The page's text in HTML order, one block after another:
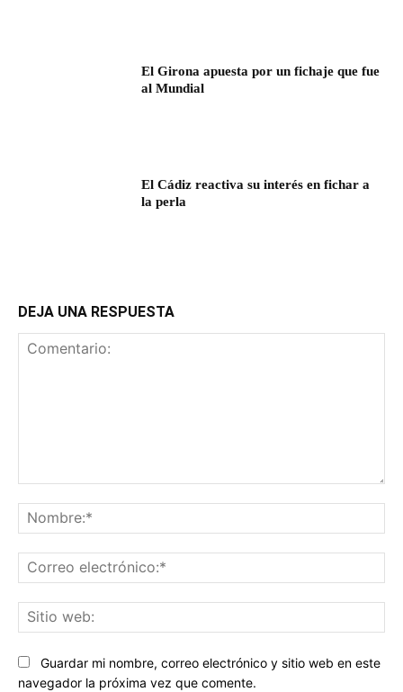
El Girona apuesta por un fichaje que fue
al Mundial
El Cádiz reactiva su interés en fichar a
la perla
DEJA UNA RESPUESTA
Guardar mi nombre, correo electrónico y sitio web en este
navegador la próxima vez que comente.